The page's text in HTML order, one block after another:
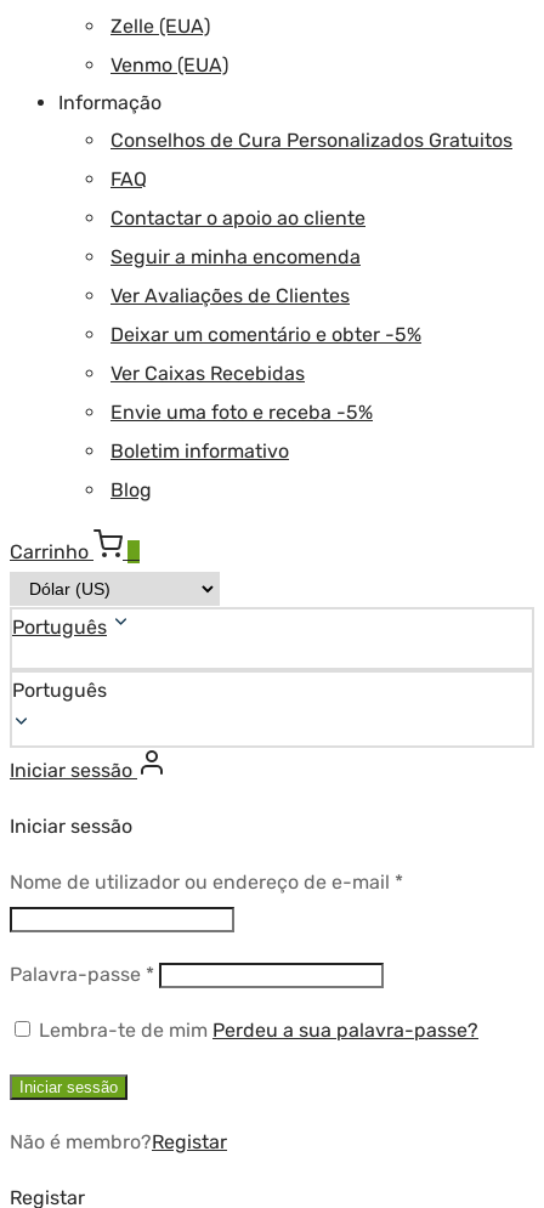
Zelle (EUA)
Venmo (EUA)
Informação
Conselhos de Cura Personalizados Gratuitos
FAQ
Contactar o apoio ao cliente
Seguir a minha encomenda
Ver Avaliações de Clientes
Deixar um comentário e obter -5%
Ver Caixas Recebidas
Envie uma foto e receba -5%
Boletim informativo
Blog
Carrinho
Português
Português
Iniciar sessão
Iniciar sessão
Nome de utilizador ou endereço de e-mail *Obrigatório
Palavra-passe *Obrigatório
Lembra-te de mim Perdeu a sua palavra-passe?
Iniciar sessão
Não é membro?Registar
Registar